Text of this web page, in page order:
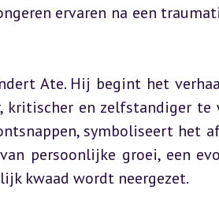
ervaren na een
Ate. Hij begint het
kritischer en zelfstandiger te
symboliseert het
persoonlijke groei, een
kwaad wordt neergezet.